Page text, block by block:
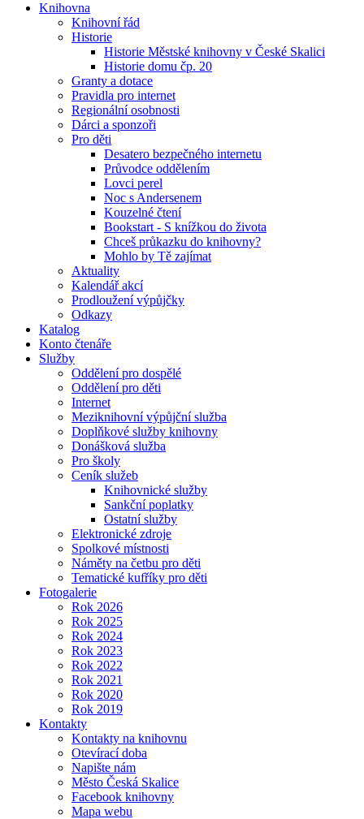
Knihovna
Knihovní řád
Historie
Historie Městské knihovny v České Skalici
Historie domu čp. 20
Granty a dotace
Pravidla pro internet
Regionální osobnosti
Dárci a sponzoři
Pro děti
Desatero bezpečného internetu
Průvodce oddělením
Lovci perel
Noc s Andersenem
Kouzelné čtení
Bookstart - S knížkou do života
Chceš průkazku do knihovny?
Mohlo by Tě zajímat
Aktuality
Kalendář akcí
Prodloužení výpůjčky
Odkazy
Katalog
Konto čtenáře
Služby
Oddělení pro dospělé
Oddělení pro děti
Internet
Meziknihovní výpůjční služba
Doplňkové služby knihovny
Donášková služba
Pro školy
Ceník služeb
Knihovnické služby
Sankční poplatky
Ostatní služby
Elektronické zdroje
Spolkové místnosti
Náměty na četbu pro děti
Tematické kufříky pro děti
Fotogalerie
Rok 2026
Rok 2025
Rok 2024
Rok 2023
Rok 2022
Rok 2021
Rok 2020
Rok 2019
Kontakty
Kontakty na knihovnu
Otevírací doba
Napište nám
Město Česká Skalice
Facebook knihovny
Mapa webu